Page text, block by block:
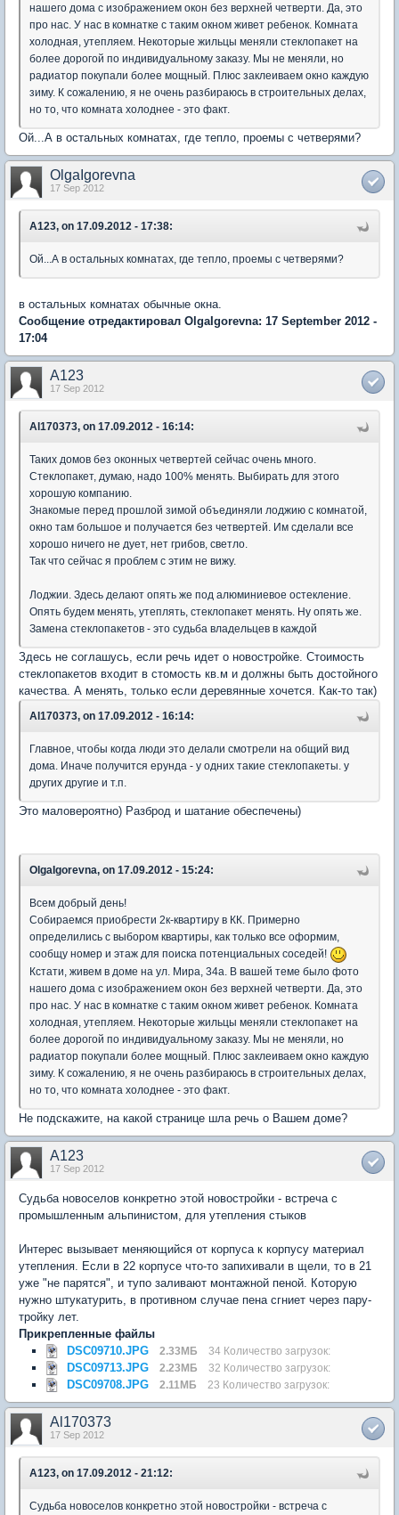
нашего дома с изображением окон без верхней четверти. Да, это
про нас. У нас в комнатке с таким окном живет ребенок. Комната
холодная, утепляем. Некоторые жильцы меняли стеклопакет на
более дорогой по индивидуальному заказу. Мы не меняли, но
радиатор покупали более мощный. Плюс заклеиваем окно каждую
зиму. К сожалению, я не очень разбираюсь в строительных делах,
но то, что комната холоднее - это факт.
Ой...А в остальных комнатах, где тепло, проемы с четверями?
OlgaIgorevna
17 Sep 2012
A123, on 17.09.2012 - 17:38:
Ой...А в остальных комнатах, где тепло, проемы с четверями?
в остальных комнатах обычные окна.
Сообщение отредактировал OlgaIgorevna: 17 September 2012 -
17:04
A123
17 Sep 2012
Al170373, on 17.09.2012 - 16:14:
Таких домов без оконных четвертей сейчас очень много.
Стеклопакет, думаю, надо 100% менять. Выбирать для этого
хорошую компанию.
Знакомые перед прошлой зимой объединяли лоджию с комнатой,
окно там большое и получается без четвертей. Им сделали все
хорошо ничего не дует, нет грибов, светло.
Так что сейчас я проблем с этим не вижу.
Лоджии. Здесь делают опять же под алюминиевое остекление.
Опять будем менять, утеплять, стеклопакет менять. Ну опять же.
Замена стеклопакетов - это судьба владельцев в каждой
Здесь не соглашусь, если речь идет о новостройке. Стоимость
стеклопакетов входит в стомость кв.м и должны быть достойного
качества. А менять, только если деревянные хочется. Как-то так)
Al170373, on 17.09.2012 - 16:14:
Главное, чтобы когда люди это делали смотрели на общий вид
дома. Иначе получится ерунда - у одних такие стеклопакеты. у
других другие и т.п.
Это маловероятно) Разброд и шатание обеспечены)
OlgaIgorevna, on 17.09.2012 - 15:24:
Всем добрый день!
Собираемся приобрести 2к-квартиру в КК. Примерно
определились с выбором квартиры, как только все оформим,
сообщу номер и этаж для поиска потенциальных соседей!
Кстати, живем в доме на ул. Мира, 34а. В вашей теме было фото
нашего дома с изображением окон без верхней четверти. Да, это
про нас. У нас в комнатке с таким окном живет ребенок. Комната
холодная, утепляем. Некоторые жильцы меняли стеклопакет на
более дорогой по индивидуальному заказу. Мы не меняли, но
радиатор покупали более мощный. Плюс заклеиваем окно каждую
зиму. К сожалению, я не очень разбираюсь в строительных делах,
но то, что комната холоднее - это факт.
Не подскажите, на какой странице шла речь о Вашем доме?
A123
17 Sep 2012
Судьба новоселов конкретно этой новостройки - встреча с
промышленным альпинистом, для утепления стыков
Интерес вызывает меняющийся от корпуса к корпусу материал
утепления. Если в 22 корпусе что-то запихивали в щели, то в 21
уже "не парятся", и тупо заливают монтажной пеной. Которую
нужно штукатурить, в противном случае пена сгниет через пару-
тройку лет.
Прикрепленные файлы
DSC09710.JPG
2.33МБ 34 Количество загрузок:
DSC09713.JPG 2.23МБ 32 Количество загрузок:
DSC09708.JPG 2.11МБ 23 Количество загрузок:
Al170373
17 Sep 2012
A123, on 17.09.2012 - 21:12:
Судьба новоселов конкретно этой новостройки - встреча с